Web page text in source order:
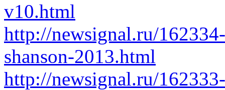
v10.html
http://newsignal.ru/
shanson-2013.html
http://newsignal.ru/